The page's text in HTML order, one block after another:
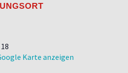
Karte anzeigen